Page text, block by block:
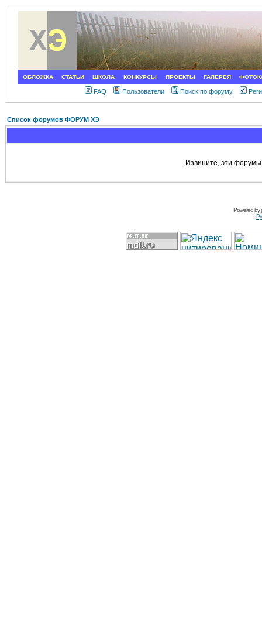
ОБЛОЖКА СТАТЬИ ШКОЛА КОНКУРСЫ ПРОЕКТЫ ГАЛЕРЕЯ
FAQ Пользователи Поиск по форуму
Список форумов ФОРУМ ХЭ
Извините, эти
Powered by